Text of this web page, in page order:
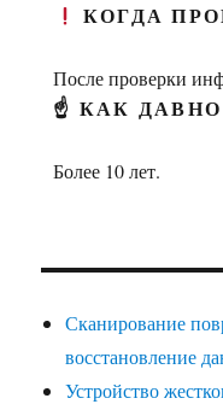
КОГДА
После проверки
☝ КАК
Более 10 лет.
Сканирование
восстановление
Устройство